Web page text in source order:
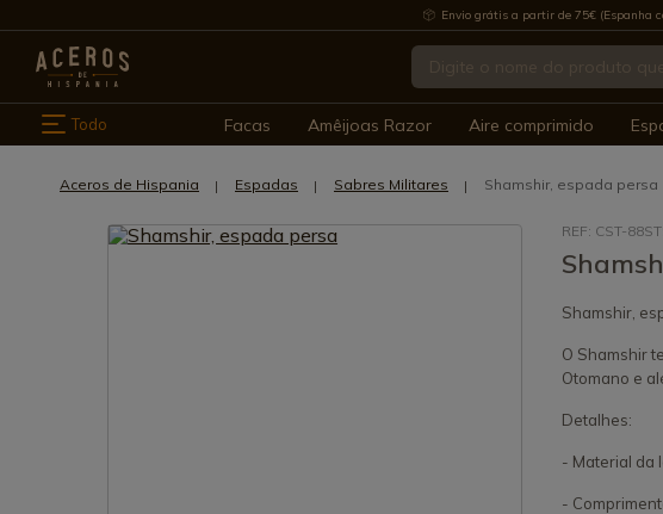
Envio grátis a partir de 75€ (Espanha
Todo Facas Amêijoas Razor Aire comprimido
Aceros de Hispania Espadas Sabres Militares Shamshir, espada persa
REF: CST-
Shamshir,
O Shamshir
Otomano e
Detalhes:
- Material da
-